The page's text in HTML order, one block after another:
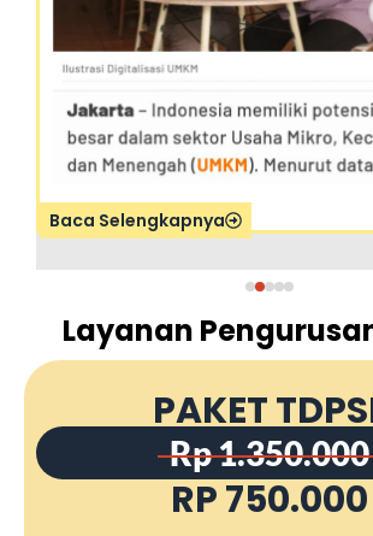
Layanan Pengurusan
PAKET
Rp
RP 750.000